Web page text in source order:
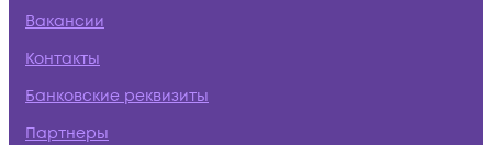
Вакансии
Контакты
Банковские реквизиты
Партнеры